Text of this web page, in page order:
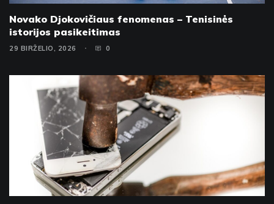
Novako Djokovičiaus fenomenas – Tenisinės
istorijos pasikeitimas
29 BIRŽELIO, 2026 0